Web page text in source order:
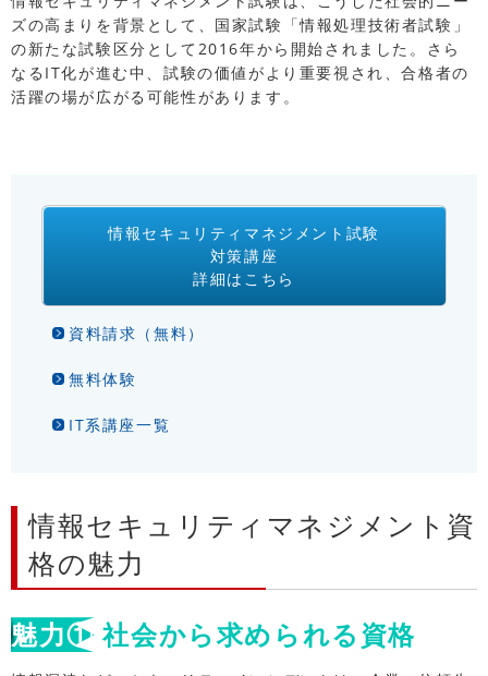
ズの高まりを背景として、国家試験「情報処理技術者試験」
の新たな試験区分として2016年から開始されました。さら
なるIT化が進む中、試験の価値がより重要視され、合格者の
活躍の場が広がる可能性があります。
情報セキュリティマネジメント試験
対策講座
詳細はこちら
資料請求（無料）
無料体験
IT系講座一覧
情報セキュリティマネジメント資
格の魅力
魅力①社会から求められる資格